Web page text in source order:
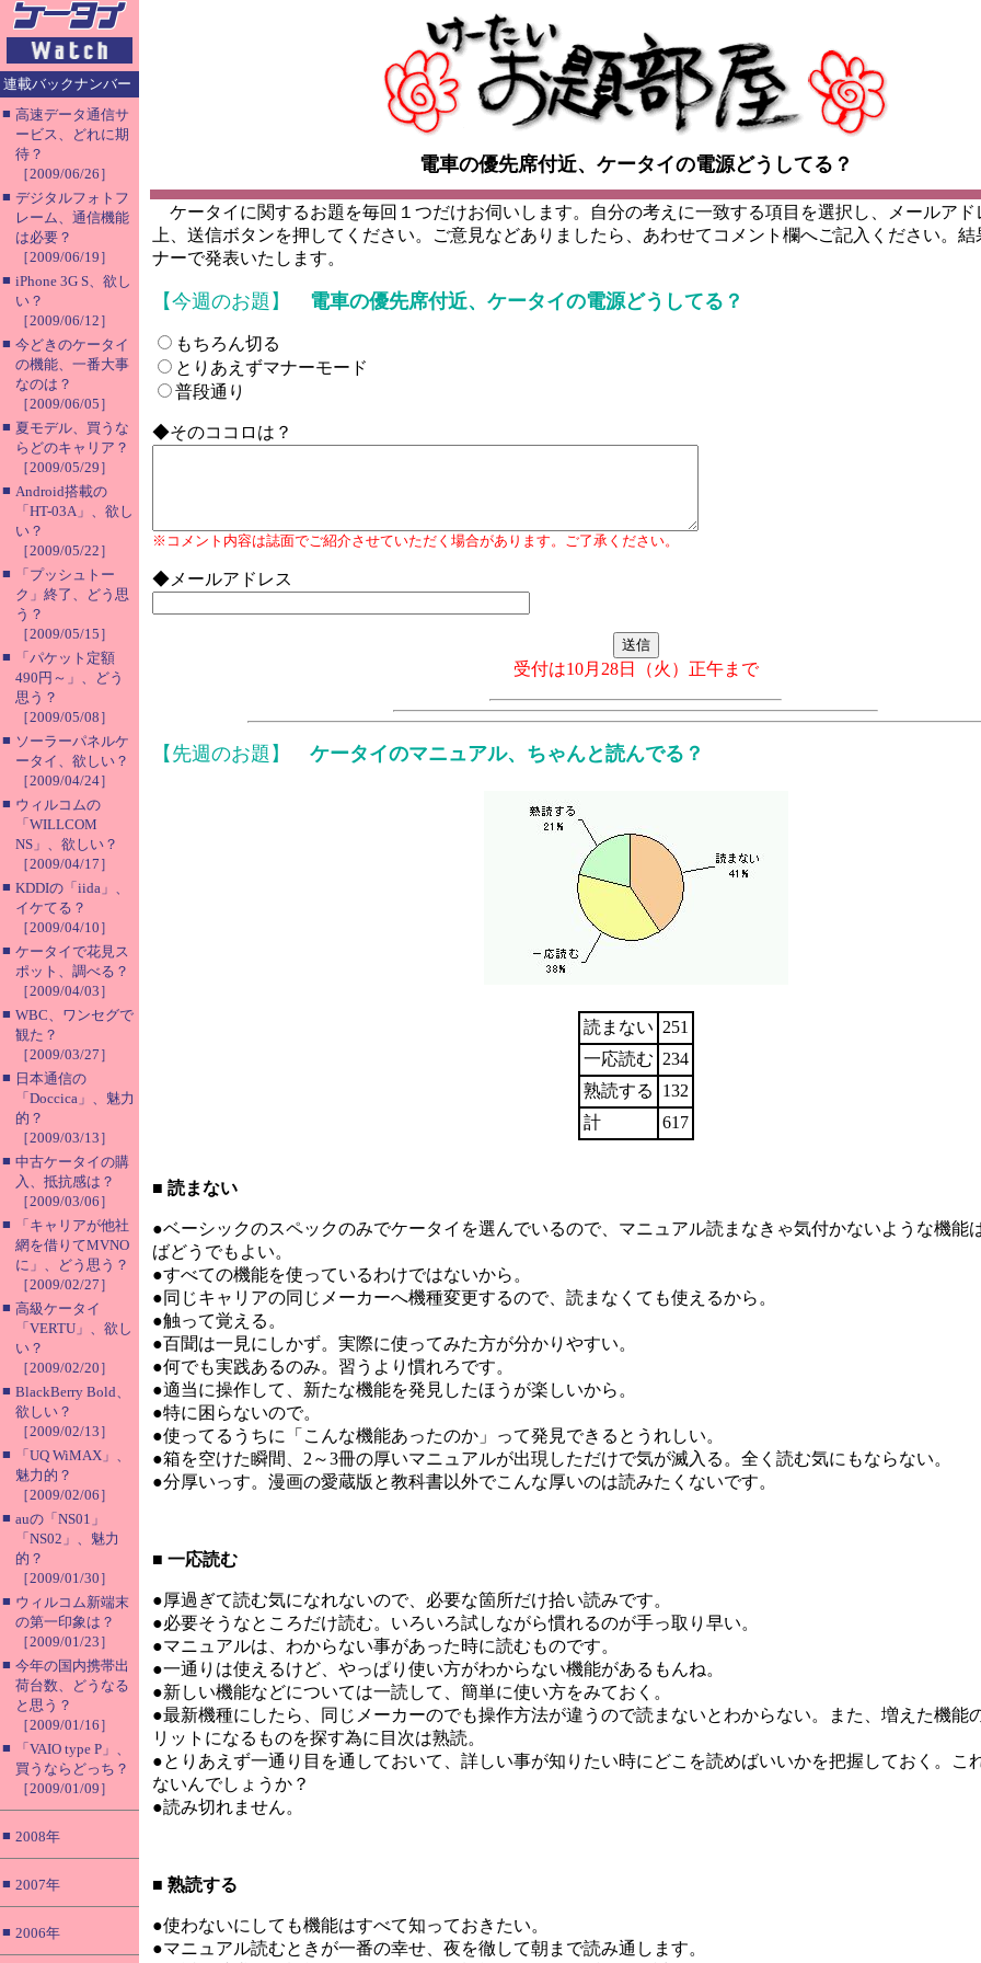
連載バックナンバー
■ 高速データ通信サ
ービス、どれに期
待？
［2009/06/26］
■ デジタルフォトフ
レーム、通信機能
は必要？
［2009/06/19］
■ iPhone 3G S、欲し
い？
［2009/06/12］
■ 今どきのケータイ
の機能、一番大事
なのは？
［2009/06/05］
■ 夏モデル、買うな
らどのキャリア？
［2009/05/29］
■ Android搭載の
「HT-03A」、欲し
い？
［2009/05/22］
■
「プッシュトー
ク」終了、どう思
う？
［2009/05/15］
■
「パケット定額
490円～」、どう
思う？
［2009/05/08］
■ ソーラーパネルケ
ータイ、欲しい？
［2009/04/24］
■ ウィルコムの
「WILLCOM
NS」、欲しい？
［2009/04/17］
■ KDDIの「iida」、
イケてる？
［2009/04/10］
■ ケータイで花見ス
ポット、調べる？
［2009/04/03］
■ WBC、ワンセグで
観た？
［2009/03/27］
■ 日本通信の
「Doccica」、魅力
的？
［2009/03/13］
■ 中古ケータイの購
入、抵抗感は？
［2009/03/06］
■
「キャリアが他社
網を借りてMVNO
に」、どう思う？
［2009/02/27］
■ 高級ケータイ
「VERTU」、欲し
い？
［2009/02/20］
■ BlackBerry Bold、
欲しい？
［2009/02/13］
■
「UQ WiMAX」、
魅力的？
［2009/02/06］
■ auの「NS01」
「NS02」、魅力
的？
［2009/01/30］
■ ウィルコム新端末
の第一印象は？
［2009/01/23］
■ 今年の国内携帯出
荷台数、どうなる
と思う？
［2009/01/16］
■
「VAIO type P」、
買うならどっち？
［2009/01/09］
■ 2008年
■ 2007年
■ 2006年
電車の優先席付近、ケータイの電源どうしてる？
ケータイに関するお題を毎回１つだけお伺いします。自分の考えに一致する項目を選択し、メールアド
上、送信ボタンを押してください。ご意見などありましたら、あわせてコメント欄へご記入ください。
ナーで発表いたします。
【今週のお題】 電車の優先席付近、ケータイの電源どうしてる？
もちろん切る
とりあえずマナーモード
普段通り
◆そのココロは？
※コメント内容は誌面でご紹介させていただく場合があります。ご了承ください。
◆メールアドレス
受付は10月28日（火）正午まで
【先週のお題】 ケータイのマニュアル、ちゃんと読んでる？
読まない 251
一応読む 234
熟読する
132
計
617
■ 読まない
●ベーシックのスペックのみでケータイを選んでいるので、マニュアル読まなきゃ気付かないような機能
ばどうでもよい。
●すべての機能を使っているわけではないから。
●同じキャリアの同じメーカーへ機種変更するので、読まなくても使えるから。
●触って覚える。
●百聞は一見にしかず。実際に使ってみた方が分かりやすい。
●何でも実践あるのみ。習うより慣れろです。
●適当に操作して、新たな機能を発見したほうが楽しいから。
●特に困らないので。
●使ってるうちに「こんな機能あったのか」って発見できるとうれしい。
●箱を空けた瞬間、2～3冊の厚いマニュアルが出現しただけで気が滅入る。全く読む気にもならない。
●分厚いっす。漫画の愛蔵版と教科書以外でこんな厚いのは読みたくないです。
■ 一応読む
●厚過ぎて読む気になれないので、必要な箇所だけ拾い読みです。
●必要そうなところだけ読む。いろいろ試しながら慣れるのが手っ取り早い。
●マニュアルは、わからない事があった時に読むものです。
●一通りは使えるけど、やっぱり使い方がわからない機能があるもんね。
●新しい機能などについては一読して、簡単に使い方をみておく。
●最新機種にしたら、同じメーカーのでも操作方法が違うので読まないとわからない。また、増えた機能
リットになるものを探す為に目次は熟読。
●とりあえず一通り目を通しておいて、詳しい事が知りたい時にどこを読めばいいかを把握しておく。こ
ないんでしょうか？
●読み切れません。
■ 熟読する
●使わないにしても機能はすべて知っておきたい。
●マニュアル読むときが一番の幸せ、夜を徹して朝まで読み通します。